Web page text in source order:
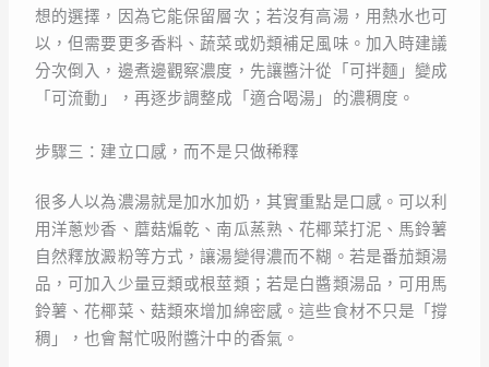
想的選擇，因為它能保留層次；若沒有高湯，用熱水也可
以，但需要更多香料、蔬菜或奶類補足風味。加入時建議
分次倒入，邊煮邊觀察濃度，先讓醬汁從「可拌麵」變成
「可流動」，再逐步調整成「適合喝湯」的濃稠度。
步驟三：建立口感，而不是只做稀釋
很多人以為濃湯就是加水加奶，其實重點是口感。可以利
用洋蔥炒香、蘑菇煸乾、南瓜蒸熟、花椰菜打泥、馬鈴薯
自然釋放澱粉等方式，讓湯變得濃而不糊。若是番茄類湯
品，可加入少量豆類或根莖類；若是白醬類湯品，可用馬
鈴薯、花椰菜、菇類來增加綿密感。這些食材不只是「撐
稠」，也會幫忙吸附醬汁中的香氣。